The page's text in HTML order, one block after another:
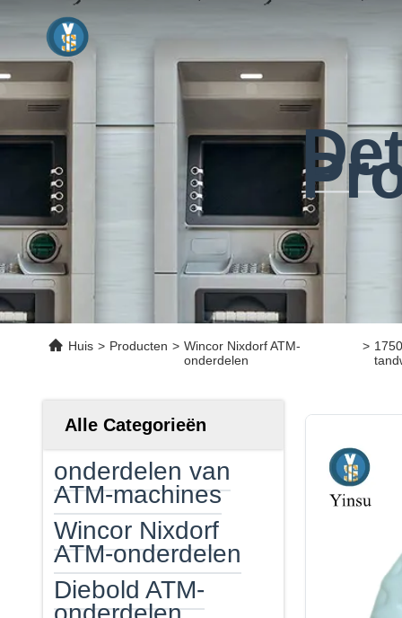
Huis > Producten > Wincor Nixdorf ATM-
onderdelen
>
Alle Categorieën
onderdelen van
ATM-machines
Wincor Nixdorf
ATM-onderdelen
Diebold ATM-